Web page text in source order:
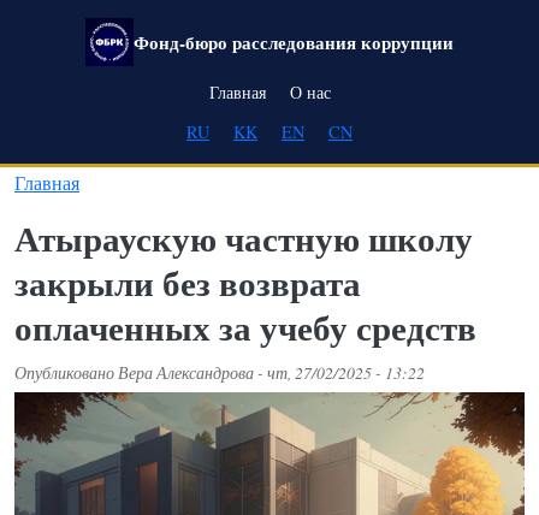
Перейти к основному содержанию
Фонд-бюро расследования коррупции
Main navigation
Главная
О нас
RU
KK EN CN
Главная
Атыраускую частную школу
закрыли без возврата
оплаченных за учебу средств
ОпубликованоВера Александрова- чт, 27/02/2025 - 13:22